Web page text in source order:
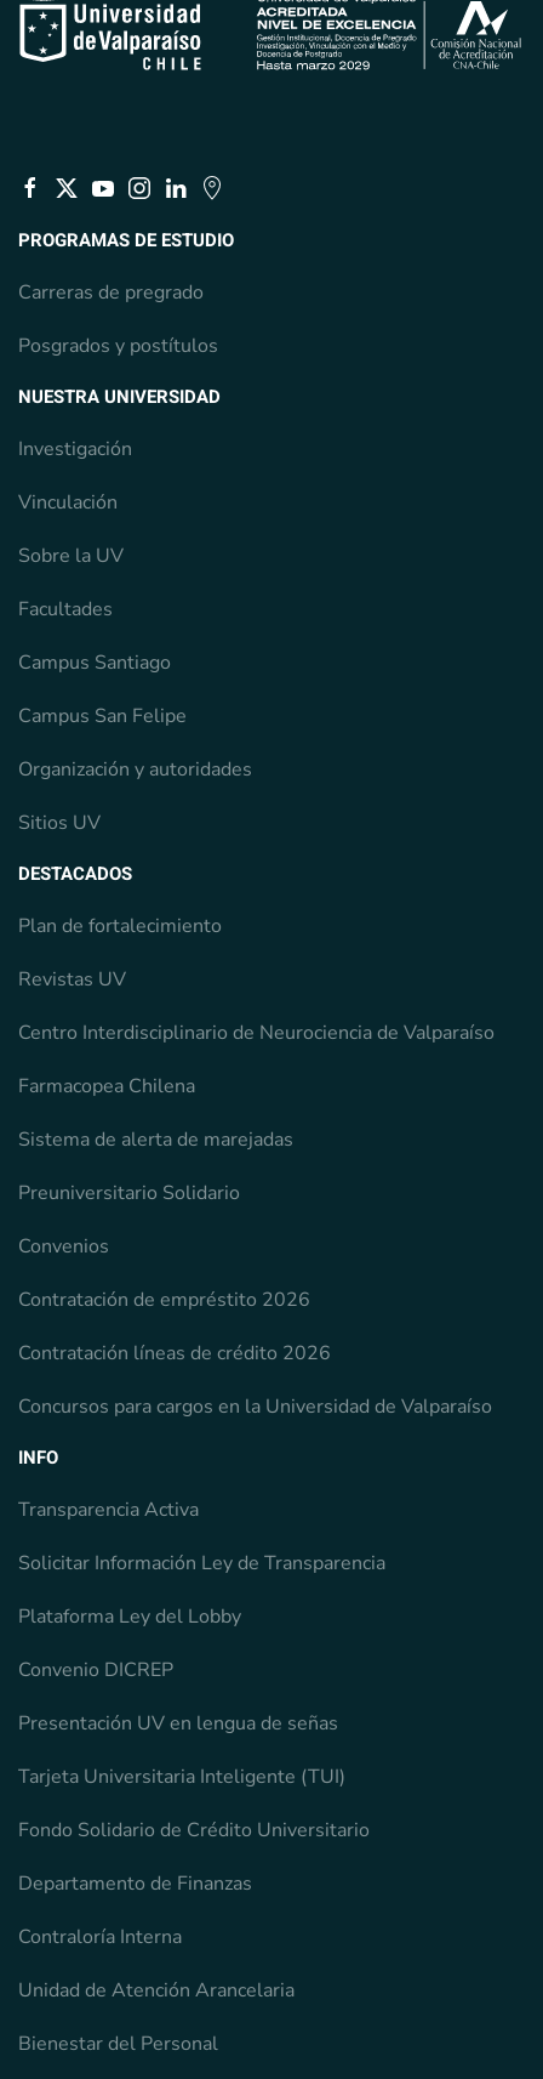
PROGRAMAS DE ESTUDIO
Carreras de pregrado
Posgrados y postítulos
NUESTRA UNIVERSIDAD
Investigación
Vinculación
Sobre la UV
Facultades
Campus Santiago
Campus San Felipe
Organización y autoridades
Sitios UV
DESTACADOS
Plan de fortalecimiento
Revistas UV
Centro Interdisciplinario de Neurociencia de Valparaíso
Farmacopea Chilena
Sistema de alerta de marejadas
Preuniversitario Solidario
Convenios
Contratación de empréstito 2026
Contratación líneas de crédito 2026
Concursos para cargos en la Universidad de Valparaíso
INFO
Transparencia Activa
Solicitar Información Ley de Transparencia
Plataforma Ley del Lobby
Convenio DICREP
Presentación UV en lengua de señas
Tarjeta Universitaria Inteligente (TUI)
Fondo Solidario de Crédito Universitario
Departamento de Finanzas
Contraloría Interna
Unidad de Atención Arancelaria
Bienestar del Personal